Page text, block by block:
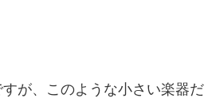
が、このような小さい楽器だ